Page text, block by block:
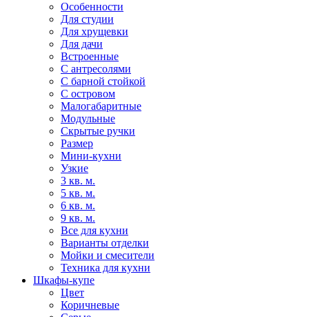
Особенности
Для студии
Для хрущевки
Для дачи
Встроенные
С антресолями
С барной стойкой
С островом
Малогабаритные
Модульные
Скрытые ручки
Размер
Мини-кухни
Узкие
3 кв. м.
5 кв. м.
6 кв. м.
9 кв. м.
Все для кухни
Варианты отделки
Мойки и смесители
Техника для кухни
Шкафы-купе
Цвет
Коричневые